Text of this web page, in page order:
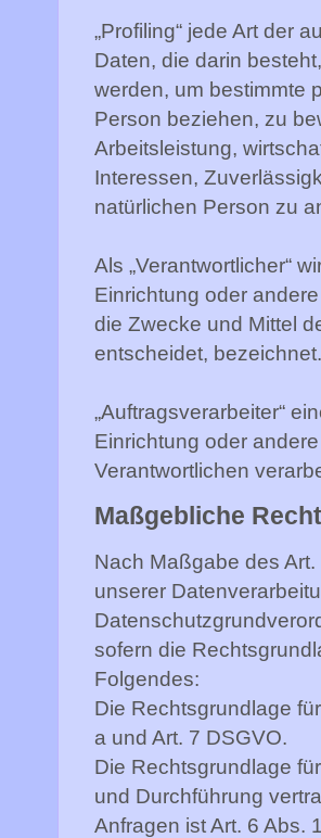
„Profiling“ jede Art der
Daten, die darin
werden, um bestimmte
Person beziehen, zu
Arbeitsleistung,
Interessen,
natürlichen Person zu
Als „Verantwortlicher“
Einrichtung oder
die Zwecke und Mittel
entscheidet, bezeichnet.
„Auftragsverarbeiter“
Einrichtung oder
Verantwortlichen
Maßgebliche
Nach Maßgabe des
unserer
sofern die
Folgendes:
Die Rechtsgrundlage
a und Art. 7 DSGVO.
Die Rechtsgrundlage
und Durchführung
Anfragen ist Art. 6 Abs.